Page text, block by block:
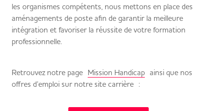
les organismes compétents, nous mettons en place des
aménagements de poste afin de garantir la meilleure
intégration et favoriser la réussite de votre formation
professionnelle.
Retrouvez notre page Mission Handicap ainsi que nos
offres d’emploi sur notre site carrière :